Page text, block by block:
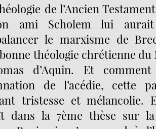
de l’Ancien
ami Scholem lui
le marxisme de
théologie chrétienne du
d’Aquin. Et
de l’acédie, cette
tristesse et mélancolie.
dans la 7ème thèse sur